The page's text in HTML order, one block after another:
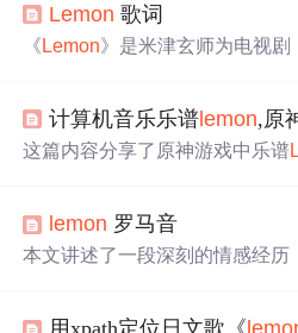
Lemon 歌词
《 Lemon》是米津玄师为电视剧
在黑暗中找寻光明，表达了即使
光芒。米津玄师通过细腻的歌词
计算机音乐乐谱lemon,原
这篇内容分享了原神游戏中乐谱
解析帮助旅行者们在游戏中重现
lemon 罗马音
本文讲述了一段深刻的情感经历